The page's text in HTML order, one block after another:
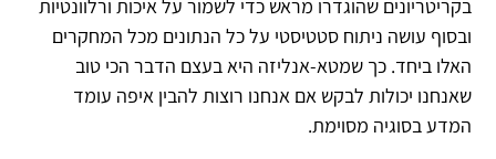
בקריטריונים שהוגדרו מראש כדי לשמור על איכות ורלוונטיות
ובסוף עושה ניתוח סטטיסטי על כל הנתונים מכל המחקרים
האלו ביחד. כך שמטא-אנליזה היא בעצם הדבר הכי טוב
שאנחנו יכולות לבקש אם אנחנו רוצות להבין איפה עומד
המדע בסוגיה מסוימת.